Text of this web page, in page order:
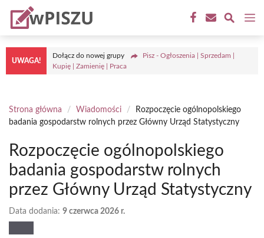
Przejdź
treści
UWAGA!
Dołącz do nowej grupy
Pisz - Ogłoszenia | Sprzedam |
Kupię | Zamienię | Praca
Strona główna / Wiadomości /
Rozpoczęcie ogólnopolskiego
badania gospodarstw rolnych przez Główny Urząd Statystyczny
Rozpoczęcie ogólnopolskiego
badania gospodarstw rolnych
przez Główny Urząd Statystyczny
Data dodania: 9 czerwca 2026 r.